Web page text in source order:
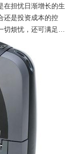
在担忧日渐增长的生
还是投资成本的控
烦忧，还可满足今